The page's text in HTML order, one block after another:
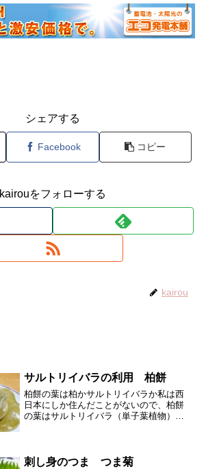
シェアする
Facebook コピー
kairouをフォローする
kairou
サルトリイバラの利用 柏餅
柏餅の葉は柏かサルトリイバラか私は西
日本にしか住んだことがないので、柏餅
の葉はサルトリイバラ（単子葉植物）だ
サルトリイバラなのか？そ...
刺し身のつま つま菊